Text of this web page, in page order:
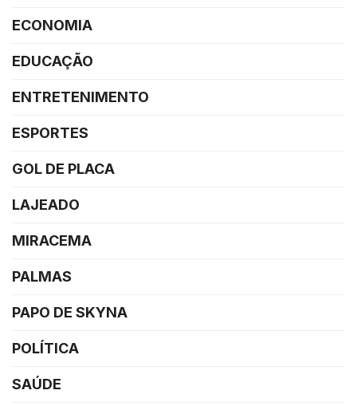
ECONOMIA
EDUCAÇÃO
ENTRETENIMENTO
ESPORTES
GOL DE PLACA
LAJEADO
MIRACEMA
PALMAS
PAPO DE SKYNA
POLÍTICA
SAÚDE